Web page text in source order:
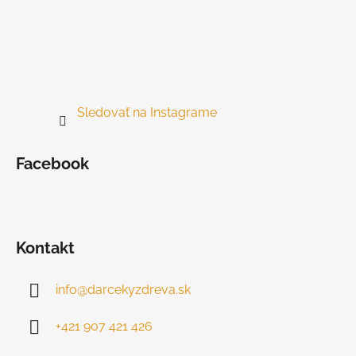
Sledovať na Instagrame
Facebook
Kontakt
info@darcekyzdreva.sk
+421 907 421 426